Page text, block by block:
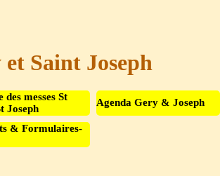
Saint Joseph
messes St
Joseph
Agenda Gery & Joseph
& Formulaires-